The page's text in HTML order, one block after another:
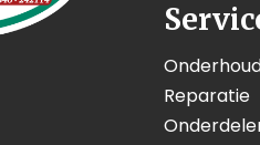
Reparatie